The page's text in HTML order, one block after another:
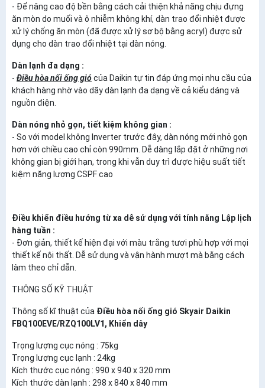
- Để nâng cao độ bền bằng cách cải thiện khả năng chịu đựng
ăn mòn do muối và ô nhiễm không khí, dàn trao đổi nhiệt được
xử lý chống ăn mòn (đã được xử lý sơ bộ bằng acryl) được sử
dụng cho dàn trao đổi nhiệt tại dàn nóng.
Dàn lạnh đa dạng :
- Điều hòa nối ống giócủa Daikin tự tin đáp ứng mọi nhu cầu của
khách hàng nhờ vào dãy dàn lạnh đa dạng về cả kiểu dáng và
nguồn điện.
Dàn nóng nhỏ gọn, tiết kiệm không gian :
- So với model không Inverter trước đây, dàn nóng mới nhỏ gọn
hơn với chiều cao chỉ còn 990mm. Dễ dàng lắp đặt ở những nơi
không gian bị giới hạn, trong khi vẫn duy trì được hiệu suất tiết
kiệm năng lượng CSPF cao
Điều khiển điều hướng từ xa dễ sử dụng với tính năng Lập lịch
hàng tuần :
- Đơn giản, thiết kế hiện đại với màu trắng tươi phù hợp với mọi
thiết kế nội thất. Dễ sử dụng và vận hành mượt mà bằng cách
làm theo chỉ dẫn.
THÔNG SỐ KỸ THUẬT
Thông số kĩ thuật của Điều hòa nối ống gió Skyair Daikin
FBQ100EVE/RZQ100LV1, Khiển dây
Trọng lượng cục nóng : 75kg
Trọng lượng cục lạnh : 24kg
Kích thước cục nóng : 990 x 940 x 320 mm
Kích thước dàn lạnh : 298 x 840 x 840 mm